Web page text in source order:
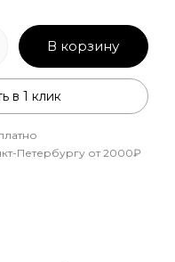
В корзину
в 1 клик
Петербургу от 2000₽